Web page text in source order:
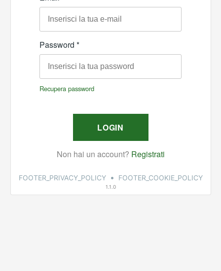
FOOTER_PRIVACY_POLICY • FOOTER_COOKIE_POLICY
1.1.0